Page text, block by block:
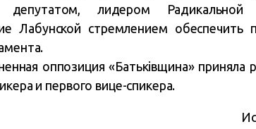
депутатом, лидером
Лабунской стремлением обеспечить
оппозиция «Батьківщина» приняла
и первого вице-спикера.